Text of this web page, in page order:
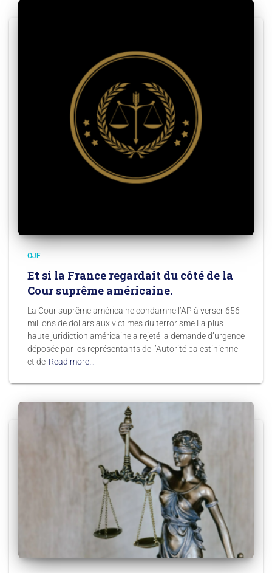
OJF
Et si la France regardait du côté de la
Cour suprême américaine.
La Cour suprême américaine condamne l’AP à verser 656
millions de dollars aux victimes du terrorisme La plus
haute juridiction américaine a rejeté la demande d’urgence
déposée par les représentants de l’Autorité palestinienne
et de Read more…